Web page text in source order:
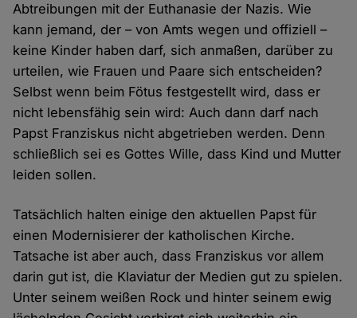
Abtreibungen mit der Euthanasie der Nazis. Wie
kann jemand, der – von Amts wegen und offiziell –
keine Kinder haben darf, sich anmaßen, darüber zu
urteilen, wie Frauen und Paare sich entscheiden?
Selbst wenn beim Fötus festgestellt wird, dass er
nicht lebensfähig sein wird: Auch dann darf nach
Papst Franziskus nicht abgetrieben werden. Denn
schließlich sei es Gottes Wille, dass Kind und Mutter
leiden sollen.
Tatsächlich halten einige den aktuellen Papst für
einen Modernisierer der katholischen Kirche.
Tatsache ist aber auch, dass Franziskus vor allem
darin gut ist, die Klaviatur der Medien gut zu spielen.
Unter seinem weißen Rock und hinter seinem ewig